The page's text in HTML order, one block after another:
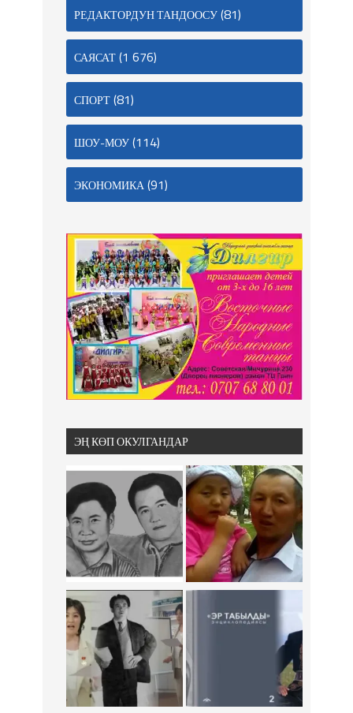
РЕДАКТОРДУН ТАНДООСУ(81)
САЯСАТ(1 676)
СПОРТ(81)
ШОУ-МОУ(114)
ЭКОНОМИКА(91)
ЭҢ КӨП ОКУЛГАНДАР